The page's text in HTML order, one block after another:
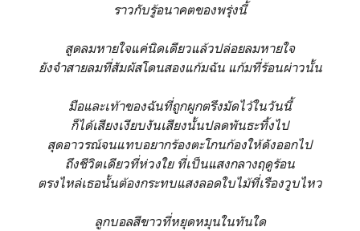
ราวกับรู้อนาคตของพรุ่งนี้
สูดลมหายใจแค่นิดเดียวแล้วปล่อยลมหายใจ
ยังจำสายลมที่สัมผัสโดนสองแก้มฉัน แก้มที่ร้อนผ่าวนั้น
มือและเท้าของฉันที่ถูกผูกตรึงมัดไว้ในวันนี้
ก็ได้เสียงเงียบงันเสียงนั้นปลดพันธะทิ้งไป
สุดอาวรณ์จนแทบอยากร้องตะโกนก้องให้ดังออกไป
ถึงชีวิตเดียวที่ห่วงใย ที่เป็นแสงกลางฤดูร้อน
ตรงไหล่เธอนั้นต้องกระทบแสงลอดใบไม้ที่เรืองวูบไหว
ลูกบอลสีขาวที่หยุดหมุนในทันใด